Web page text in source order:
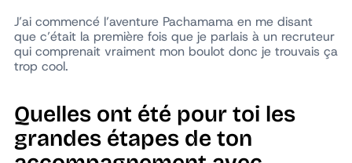
J’ai commencé l’aventure Pachamama en me disant
que c’était la première fois que je parlais à un recruteur
qui comprenait vraiment mon boulot donc je trouvais ça
trop cool.
Quelles ont été pour toi les
grandes étapes de ton